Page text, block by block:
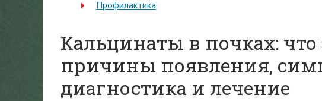
Профилактика
Кальцинаты в почках: что
причины появления,
диагностика и лечение